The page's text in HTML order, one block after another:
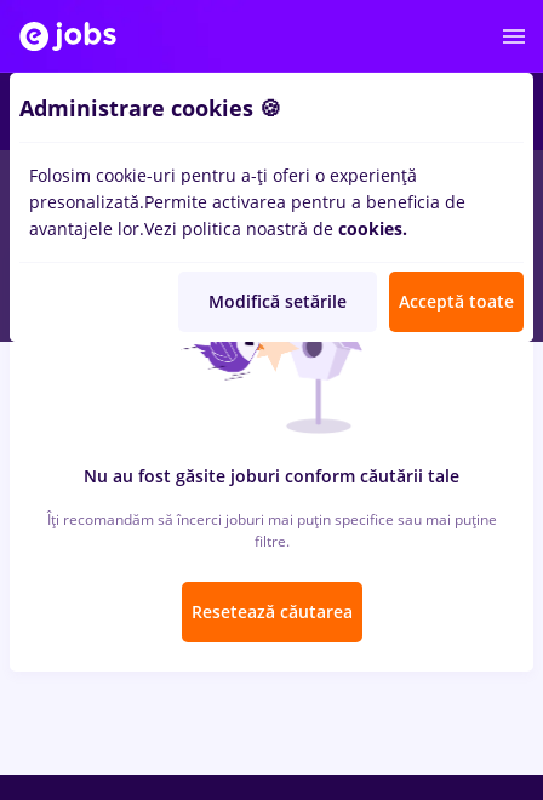
locuri de muncaconsilier servicein Iasi (Iasi)pentru
Fara experientainTransport / Distributie, Medicina / Sanatate
Nu au fost găsite joburi conform căutării tale
Îți recomandăm să încerci joburi mai puțin specifice sau mai puține
filtre.
Resetează căutarea
Administrare cookies 🍪
Folosim cookie-uri pentru a-ți oferi o experiență
presonalizată.Permite activarea pentru a beneficia de
avantajele lor.Vezi politica noastră de cookies.
Modifică setările Acceptă toate